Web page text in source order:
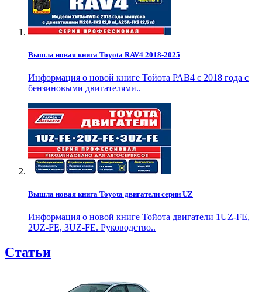
Вышла новая книга Toyota RAV4 2018-2025
Информация о новой книге Тойота РАВ4 с 2018 года с
бензиновыми двигателями..
Вышла новая книга Toyota двигатели серии UZ
Информация о новой книге Тойота двигатели 1UZ-FE,
2UZ-FE, 3UZ-FE. Руководство..
Статьи